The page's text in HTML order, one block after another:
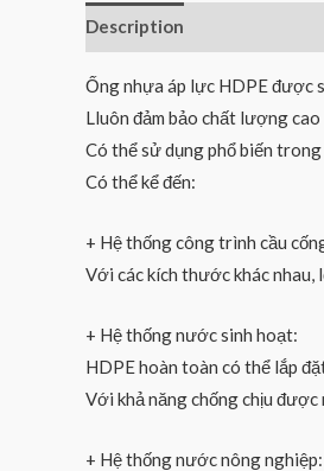
Description
Ống nhựa áp lực HDPE được
Lluôn đảm bảo chất lượng cao
Có thể sử dụng phổ biến
Có thể kể đến:
+ Hệ thống công trình cầu
Với các kích thước khác nhau,
+ Hệ thống nước sinh hoạt:
HDPE hoàn toàn có thể lắp
Với khả năng chống chịu được
+ Hệ thống nước nông nghiệp: